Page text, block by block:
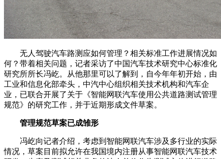
无人驾驶汽车路测应如何管理？相关标准工作进展情况如
何？带着相关问题，记者采访了中国汽车技术研究中心标准化
研究所所长冯屹。从他那里可以了解到，自今年年初开始，由
工业和信息化部牵头，中汽中心组织相关技术机构和汽车企
业，已联合开展了关于《智能网联汽车使用公共道路测试管理
规范》的研究工作，并于近期形成文件草案。
管理规范草案已成雏形
冯屹向记者介绍，考虑到智能网联汽车涉及多行业的实际
情况，草案目前拟允许在我国境内注册从事智能网联汽车技术